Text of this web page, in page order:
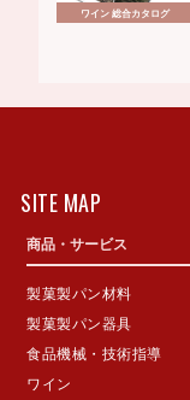
ワイン 総合カタログ
SITE MAP
商品・サービス
製菓製パン材料
製菓製パン器具
食品機械・技術指導
ワイン